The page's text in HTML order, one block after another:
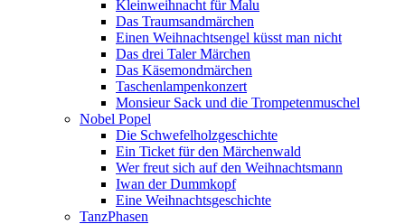
Kleinweihnacht für Malu
Das Traumsandmärchen
Einen Weihnachtsengel küsst man nicht
Das drei Taler Märchen
Das Käsemondmärchen
Taschenlampenkonzert
Monsieur Sack und die Trompetenmuschel
Nobel Popel
Die Schwefelholzgeschichte
Ein Ticket für den Märchenwald
Wer freut sich auf den Weihnachtsmann
Iwan der Dummkopf
Eine Weihnachtsgeschichte
TanzPhasen